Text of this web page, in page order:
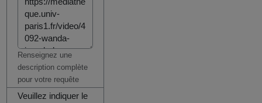
Renseignez une
description complète
pour votre requête
Veuillez indiquer le